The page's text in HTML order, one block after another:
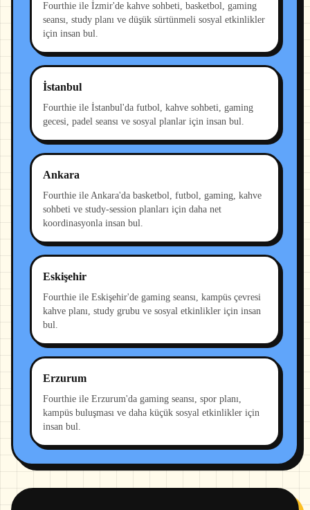
Fourthie ile İzmir'de kahve sohbeti, basketbol, gaming
seansı, study planı ve düşük sürtünmeli sosyal etkinlikler
için insan bul.
İstanbul
Fourthie ile İstanbul'da futbol, kahve sohbeti, gaming
gecesi, padel seansı ve sosyal planlar için insan bul.
Ankara
Fourthie ile Ankara'da basketbol, futbol, gaming, kahve
sohbeti ve study-session planları için daha net
koordinasyonla insan bul.
Eskişehir
Fourthie ile Eskişehir'de gaming seansı, kampüs çevresi
kahve planı, study grubu ve sosyal etkinlikler için insan
bul.
Erzurum
Fourthie ile Erzurum'da gaming seansı, spor planı,
kampüs buluşması ve daha küçük sosyal etkinlikler için
insan bul.